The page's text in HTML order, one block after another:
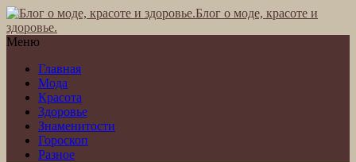
Блог о моде, красоте и
здоровье.
Меню
Главная
Мода
Красота
Здоровье
Знаменитости
Гороскоп
Разное